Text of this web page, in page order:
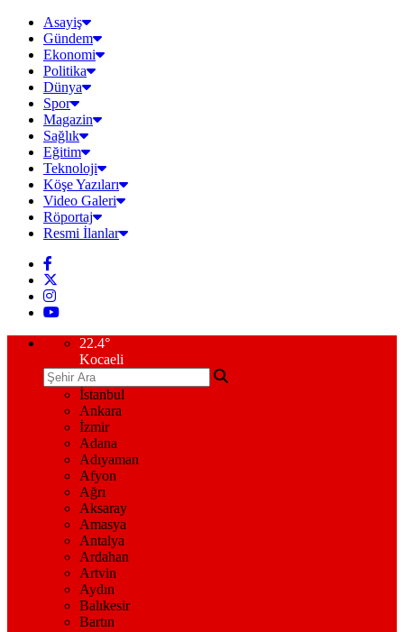
Asayiş
Gündem
Ekonomi
Politika
Dünya
Spor
Magazin
Sağlık
Eğitim
Teknoloji
Köşe Yazıları
Video Galeri
Röportaj
Resmi İlanlar
22.4°
Kocaeli
İstanbul
Ankara
İzmir
Adana
Adıyaman
Afyon
Ağrı
Aksaray
Amasya
Antalya
Ardahan
Artvin
Aydın
Balıkesir
Bartın